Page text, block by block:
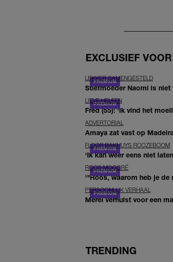
EXCLUSIEF
LEKKER SAMENGESTELD
Stiefmoeder Naomi is
LIEVE HELEEN
Fred (55): 'Ik vind het
ADVERTORIAL
Amaya zat vast op
FLOOR BAKHUYS ROOZEBOOM
'Ik kan weer eens niet
ROOS MOGGRÉ
'"Roos, waarom heb je de
PERSOONLIJK VERHAAL
Merel verhuist voor een
TRENDING